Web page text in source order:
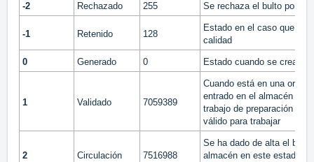
-2 Rechazado 255 Se rechaza el bulto por
-1 Retenido 128
Estado en el caso que
calidad
0 Generado 0 Estado cuando se crea el
1 Validado 7059389
Cuando está en una
entrado en el almacén
trabajo de preparación
válido para trabajar
2 Circulación 7516988
Se ha dado de alta el
almacén en este estado